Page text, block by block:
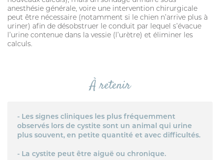
anesthésie générale, voire une intervention chirurgicale
peut être nécessaire (notamment si le chien n’arrive plus à
uriner) afin de désobstruer le conduit par lequel s’évacue
l’urine contenue dans la vessie (l’urètre) et éliminer les
calculs.
À retenir
- Les signes cliniques les plus fréquemment
observés lors de cystite sont un animal qui urine
plus souvent, en petite quantité et avec difficultés.
- La cystite peut être aiguë ou chronique.